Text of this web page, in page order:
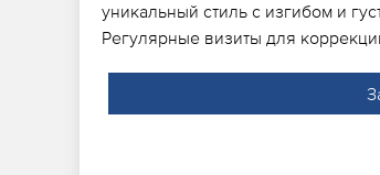
уникальный стиль с изгибом и
Регулярные визиты для